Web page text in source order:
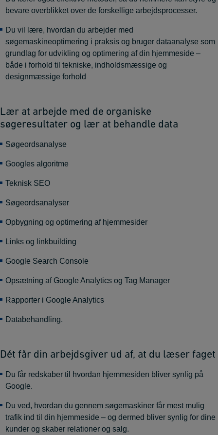
bevare overblikket over de forskellige arbejdsprocesser.
Du vil lære, hvordan du arbejder med
søgemaskineoptimering i praksis og bruger dataanalyse som
grundlag for udvikling og optimering af din hjemmeside –
både i forhold til tekniske, indholdsmæssige og
designmæssige forhold
Lær at arbejde med de organiske
søgeresultater og lær at behandle data
Søgeordsanalyse
Googles algoritme
Teknisk SEO
Søgeordsanalyser
Opbygning og optimering af hjemmesider
Links og linkbuilding
Google Search Console
Opsætning af Google Analytics og Tag Manager
Rapporter i Google Analytics
Databehandling.
Dét får din arbejdsgiver ud af, at du læser faget
Du får redskaber til hvordan hjemmesiden bliver synlig på
Google.
Du ved, hvordan du gennem søgemaskiner får mest mulig
trafik ind til din hjemmeside – og dermed bliver synlig for dine
kunder og skaber relationer og salg.